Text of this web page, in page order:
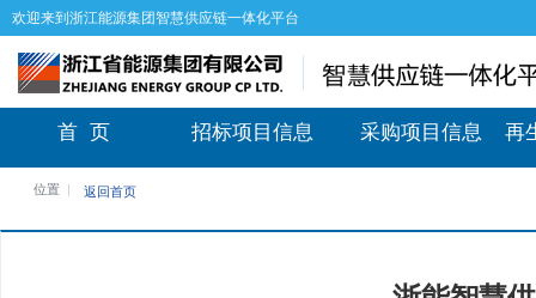
欢迎来到浙江能源集团智慧供应链一体化平台
首 页 招标项目信息 采购项目信息 再
位置 返回首页